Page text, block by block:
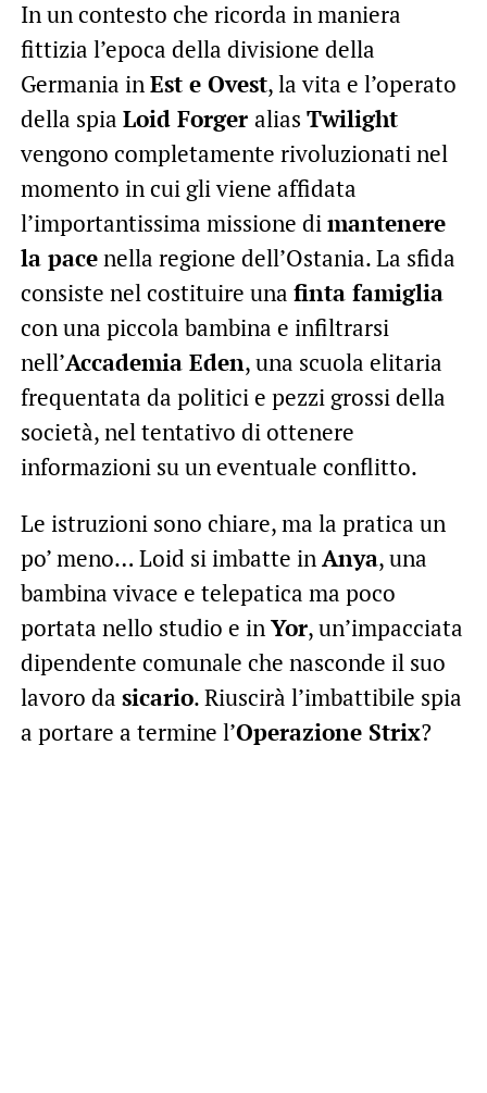
In un contesto che ricorda in maniera
fittizia l’epoca della divisione della
Germania inEst e Ovest, la vita e l’operato
della spia Loid Forger alias Twilight
vengono completamente rivoluzionati nel
momento in cui gli viene affidata
l’importantissima missione dimantenere
la pacenella regione dell’Ostania. La sfida
consiste nel costituire una finta famiglia
con una piccola bambina e infiltrarsi
nell’Accademia Eden, una scuola elitaria
frequentata da politici e pezzi grossi della
società, nel tentativo di ottenere
informazioni su un eventuale conflitto.
Le istruzioni sono chiare, ma la pratica un
po’ meno… Loid si imbatte inAnya, una
bambina vivace e telepatica ma poco
portata nello studio e inYor, un’impacciata
dipendente comunale che nasconde il suo
lavoro da sicario. Riuscirà l’imbattibile spia
a portare a termine l’Operazione Strix?